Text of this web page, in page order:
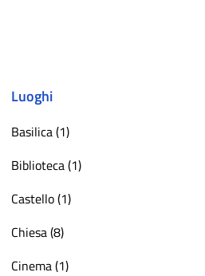
Luoghi
Basilica (1)
Biblioteca (1)
Castello (1)
Chiesa (8)
Cinema (1)